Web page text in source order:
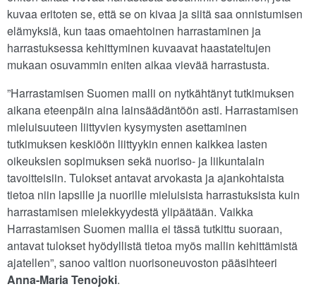
kuvaa eritoten se, että se on kivaa ja siitä saa onnistumisen
elämyksiä, kun taas omaehtoinen harrastaminen ja
harrastuksessa kehittyminen kuvaavat haastateltujen
mukaan osuvammin eniten aikaa vievää harrastusta.
”Harrastamisen Suomen malli on nytkähtänyt tutkimuksen
aikana eteenpäin aina lainsäädäntöön asti. Harrastamisen
mieluisuuteen liittyvien kysymysten asettaminen
tutkimuksen keskiöön liittyykin ennen kaikkea lasten
oikeuksien sopimuksen sekä nuoriso- ja liikuntalain
tavoitteisiin. Tulokset antavat arvokasta ja ajankohtaista
tietoa niin lapsille ja nuorille mieluisista harrastuksista kuin
harrastamisen mielekkyydestä ylipäätään. Vaikka
Harrastamisen Suomen mallia ei tässä tutkittu suoraan,
antavat tulokset hyödyllistä tietoa myös mallin kehittämistä
ajatellen”, sanoo valtion nuorisoneuvoston pääsihteeri
Anna-Maria Tenojoki.